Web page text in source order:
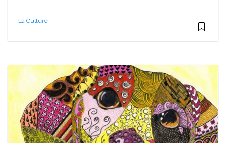
La Culture